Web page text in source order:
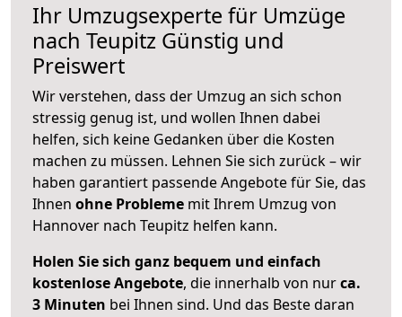
Ihr Umzugsexperte für Umzüge
nach Teupitz Günstig und
Preiswert
Wir verstehen, dass der Umzug an sich schon
stressig genug ist, und wollen Ihnen dabei
helfen, sich keine Gedanken über die Kosten
machen zu müssen. Lehnen Sie sich zurück – wir
haben garantiert passende Angebote für Sie, das
Ihnen ohne Probleme mit Ihrem Umzug von
Hannover nach Teupitz helfen kann.
Holen Sie sich ganz bequem und einfach
kostenlose Angebote, die innerhalb von nurca.
3 Minuten bei Ihnen sind. Und das Beste daran